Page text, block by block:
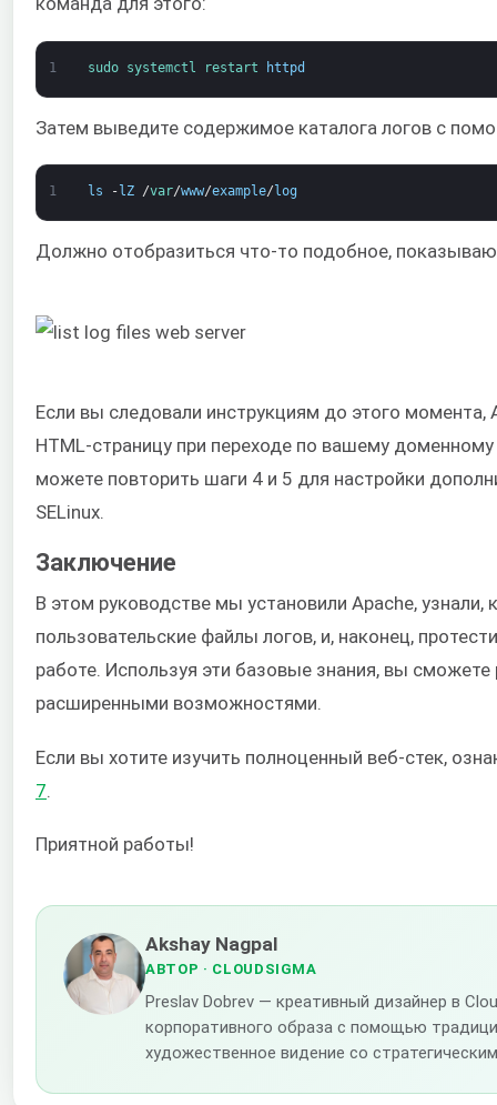
1 sudo systemctl restart httpd
Затем выведите содержимое каталога логов с
1 ls - lZ /var/www/example/ log
Должно отобразиться что-то подобное,
Если вы следовали инструкциям до этого
HTML-страницу при переходе по вашему
можете повторить шаги 4 и 5 для настройки
SELinux.
Заключение
В этом руководстве мы установили Apache,
пользовательские файлы логов, и, наконец,
работе. Используя эти базовые знания, вы
расширенными возможностями.
Если вы хотите изучить полноценный веб-стек,
7
Приятной работы!
Akshay Nagpal
АВТОР · CLOUDSIGMA
Preslav Dobrev — креативный дизайнер в
корпоративного образа с помощью
художественное видение со